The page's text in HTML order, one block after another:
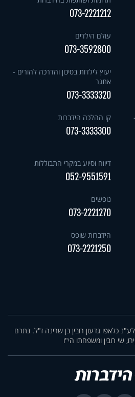
073-2221212
עולם הילדים
073-3592800
יעוץ לילדות בסיכון והדרכה להורים -
אתגר
073-3333320
קו ההלכה הידברות
073-3333300
דיווח וסיוע במקרי התבוללות
052-9551591
נופשים
073-2221270
הידברות שופס
073-2221250
כלאפו גדעון רובין בן שרינה ז"ל. נתרם
שי רובין ומשפחתו הי"ו